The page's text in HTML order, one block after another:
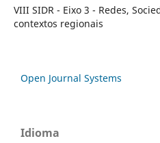
VIII SIDR - Eixo 3 - Redes,
contextos regionais
Open Journal Systems
Idioma